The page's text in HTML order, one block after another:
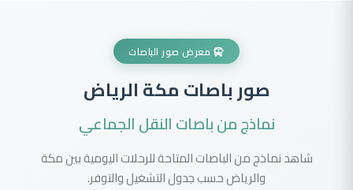
معرض صور الباصات
صور باصات مكة الرياض
نماذج من باصات النقل الجماعي
شاهد نماذج من الباصات المتاحة للرحلات اليومية بين مكة
والرياض حسب جدول التشغيل والتوفر.